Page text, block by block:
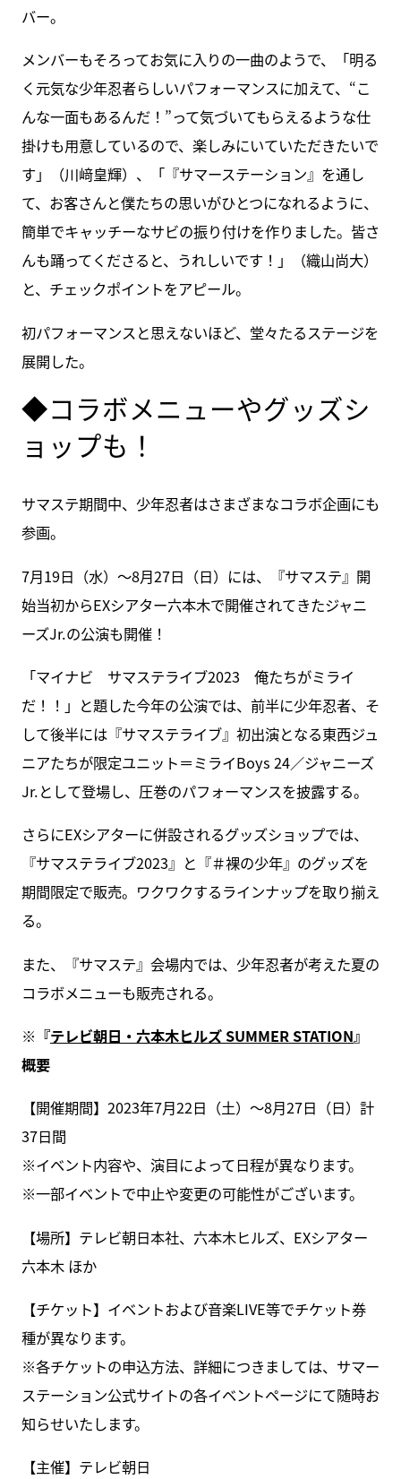
バー。
メンバーもそろってお気に入りの一曲のようで、「明る
く元気な少年忍者らしいパフォーマンスに加えて、“こ
んな一面もあるんだ！”って気づいてもらえるような仕
掛けも用意しているので、楽しみにいていただきたいで
す」（川﨑皇輝）、「『サマーステーション』を通し
て、お客さんと僕たちの思いがひとつになれるように、
簡単でキャッチーなサビの振り付けを作りました。皆さ
んも踊ってくださると、うれしいです！」（織山尚大）
と、チェックポイントをアピール。
初パフォーマンスと思えないほど、堂々たるステージを
展開した。
◆コラボメニューやグッズシ
ョップも！
サマステ期間中、少年忍者はさまざまなコラボ企画にも
参画。
7月19日（水）～8月27日（日）には、『サマステ』開
始当初からEXシアター六本木で開催されてきたジャニ
ーズJr.の公演も開催！
「マイナビ サマステライブ2023 俺たちがミライ
だ！！」と題した今年の公演では、前半に少年忍者、そ
して後半には『サマステライブ』初出演となる東西ジュ
ニアたちが限定ユニット＝ミライBoys 24／ジャニーズ
Jr.として登場し、圧巻のパフォーマンスを披露する。
さらにEXシアターに併設されるグッズショップでは、
『サマステライブ2023』と『＃裸の少年』のグッズを
期間限定で販売。ワクワクするラインナップを取り揃え
る。
また、『サマステ』会場内では、少年忍者が考えた夏の
コラボメニューも販売される。
※『テレビ朝日・六本木ヒルズ SUMMER STATION』
概要
【開催期間】2023年7月22日（土）～8月27日（日）計
37日間
※イベント内容や、演目によって日程が異なります。
※一部イベントで中止や変更の可能性がございます。
【場所】テレビ朝日本社、六本木ヒルズ、EXシアター
六本木 ほか
【チケット】イベントおよび音楽LIVE等でチケット券
種が異なります。
※各チケットの申込方法、詳細につきましては、サマー
ステーション公式サイトの各イベントページにて随時お
知らせいたします。
【主催】テレビ朝日